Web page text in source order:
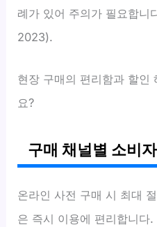
례가 있어 주의가 필요합니
2023).
현장 구매의 편리함과 할인
요?
구매 채널별 소비
온라인 사전 구매 시 최대
은 즉시 이용에 편리합니다